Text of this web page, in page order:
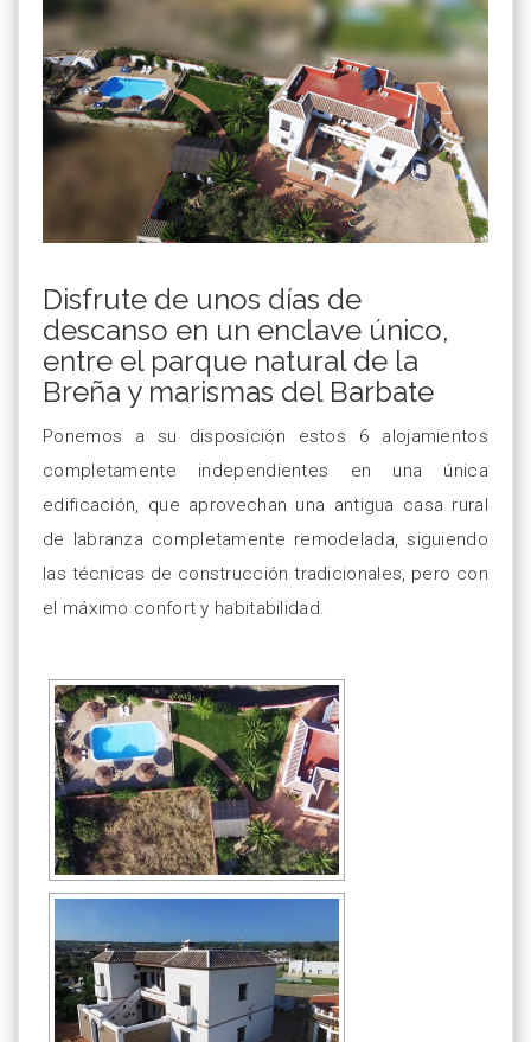
Disfrute de unos días de
descanso en un enclave único,
entre el parque natural de la
Breña y marismas del Barbate
Ponemos a su disposición estos 6 alojamientos
completamente independientes en una única
edificación, que aprovechan una antigua casa rural
de labranza completamente remodelada, siguiendo
las técnicas de construcción tradicionales, pero con
el máximo confort y habitabilidad.